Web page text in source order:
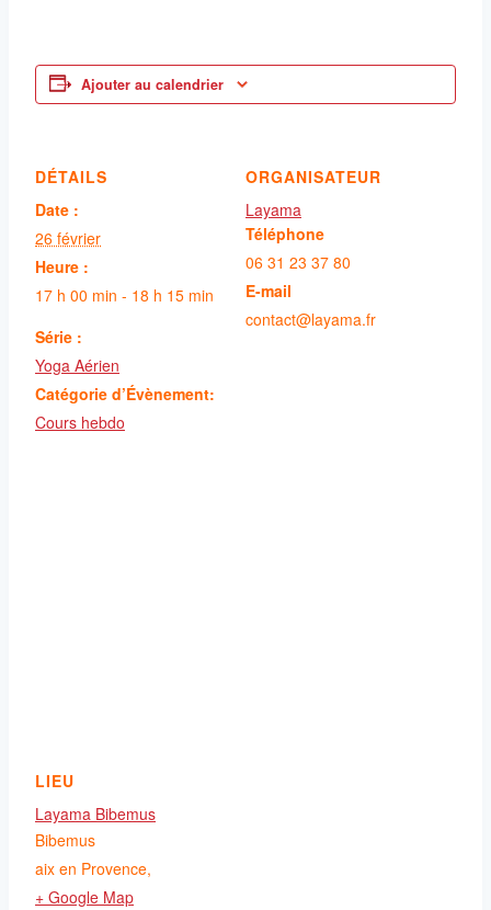
Ajouter au calendrier
DÉTAILS
Date :
26 février
Heure :
17 h 00 min - 18 h 15 min
Série :
Yoga Aérien
Catégorie d’Évènement:
Cours hebdo
ORGANISATEUR
Layama
Téléphone
06 31 23 37 80
E-mail
contact@layama.fr
LIEU
Layama Bibemus
Bibemus
aix en Provence,
+ Google Map